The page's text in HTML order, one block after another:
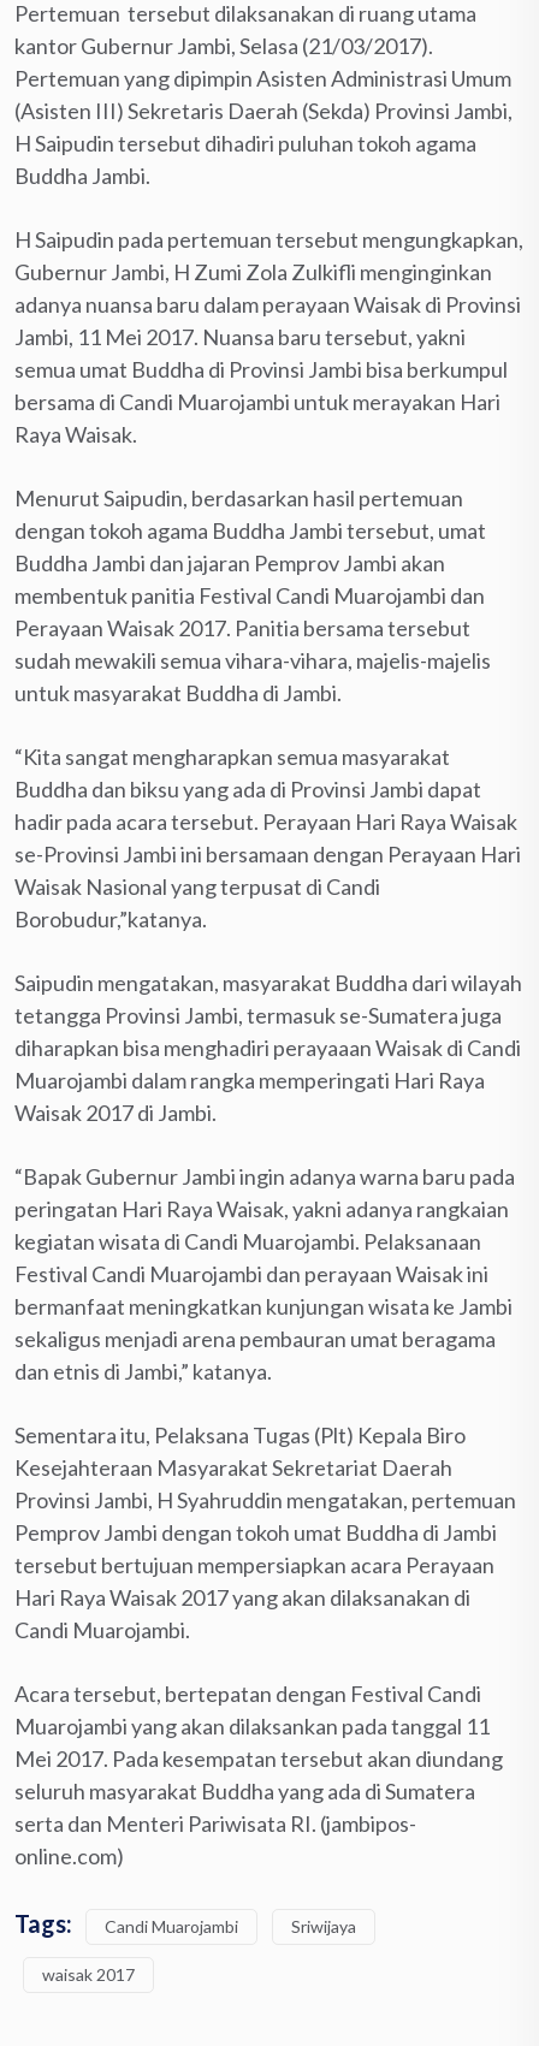
Pertemuan tersebut dilaksanakan di ruang utama
kantor Gubernur Jambi, Selasa (21/03/2017).
Pertemuan yang dipimpin Asisten Administrasi Umum
(Asisten III) Sekretaris Daerah (Sekda) Provinsi Jambi,
H Saipudin tersebut dihadiri puluhan tokoh agama
Buddha Jambi.
H Saipudin pada pertemuan tersebut mengungkapkan,
Gubernur Jambi, H Zumi Zola Zulkifli menginginkan
adanya nuansa baru dalam perayaan Waisak di Provinsi
Jambi, 11 Mei 2017. Nuansa baru tersebut, yakni
semua umat Buddha di Provinsi Jambi bisa berkumpul
bersama di Candi Muarojambi untuk merayakan Hari
Raya Waisak.
Menurut Saipudin, berdasarkan hasil pertemuan
dengan tokoh agama Buddha Jambi tersebut, umat
Buddha Jambi dan jajaran Pemprov Jambi akan
membentuk panitia Festival Candi Muarojambi dan
Perayaan Waisak 2017. Panitia bersama tersebut
sudah mewakili semua vihara-vihara, majelis-majelis
untuk masyarakat Buddha di Jambi.
“Kita sangat mengharapkan semua masyarakat
Buddha dan biksu yang ada di Provinsi Jambi dapat
hadir pada acara tersebut. Perayaan Hari Raya Waisak
se-Provinsi Jambi ini bersamaan dengan Perayaan Hari
Waisak Nasional yang terpusat di Candi
Borobudur,”katanya.
Saipudin mengatakan, masyarakat Buddha dari wilayah
tetangga Provinsi Jambi, termasuk se-Sumatera juga
diharapkan bisa menghadiri perayaaan Waisak di Candi
Muarojambi dalam rangka memperingati Hari Raya
Waisak 2017 di Jambi.
“Bapak Gubernur Jambi ingin adanya warna baru pada
peringatan Hari Raya Waisak, yakni adanya rangkaian
kegiatan wisata di Candi Muarojambi. Pelaksanaan
Festival Candi Muarojambi dan perayaan Waisak ini
bermanfaat meningkatkan kunjungan wisata ke Jambi
sekaligus menjadi arena pembauran umat beragama
dan etnis di Jambi,” katanya.
Sementara itu, Pelaksana Tugas (Plt) Kepala Biro
Kesejahteraan Masyarakat Sekretariat Daerah
Provinsi Jambi, H Syahruddin mengatakan, pertemuan
Pemprov Jambi dengan tokoh umat Buddha di Jambi
tersebut bertujuan mempersiapkan acara Perayaan
Hari Raya Waisak 2017 yang akan dilaksanakan di
Candi Muarojambi.
Acara tersebut, bertepatan dengan Festival Candi
Muarojambi yang akan dilaksankan pada tanggal 11
Mei 2017. Pada kesempatan tersebut akan diundang
seluruh masyarakat Buddha yang ada di Sumatera
serta dan Menteri Pariwisata RI. (jambipos-
online.com)
Tags: Candi Muarojambi Sriwijaya
waisak 2017